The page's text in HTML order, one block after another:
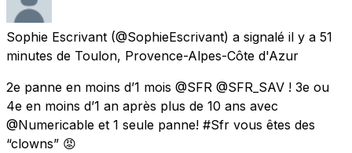
Sophie Escrivant (@SophieEscrivant) a signalé il y a 51
minutes de Toulon, Provence-Alpes-Côte d'Azur
2e panne en moins d’1 mois @SFR @SFR_SAV ! 3e ou
4e en moins d’1 an après plus de 10 ans avec
@Numericable et 1 seule panne! #Sfr vous êtes des
“clowns” 😡